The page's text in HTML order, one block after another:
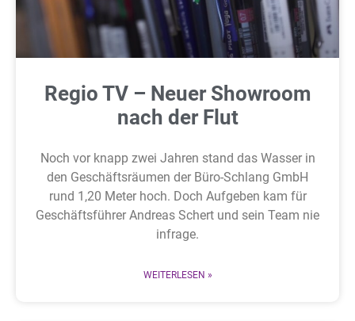
Regio TV – Neuer Showroom
nach der Flut
Noch vor knapp zwei Jahren stand das Wasser in
den Geschäftsräumen der Büro‑Schlang GmbH
rund 1,20 Meter hoch. Doch Aufgeben kam für
Geschäftsführer Andreas Schert und sein Team nie
infrage.
WEITERLESEN »